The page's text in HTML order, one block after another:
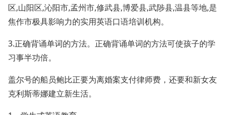
区,山阳区,沁阳市,孟州市,修武县,博爱县,武陟县,温县等地,是
焦作市极具影响力的实用英语口语培训机构。
3.正确背诵单词的方法。正确背诵单词的方法可使孩子的学
习事半功倍。
盖尔号的船员鲍比正要为离婚案支付律师费，还要和新女友
克利斯蒂娜建立新生活。